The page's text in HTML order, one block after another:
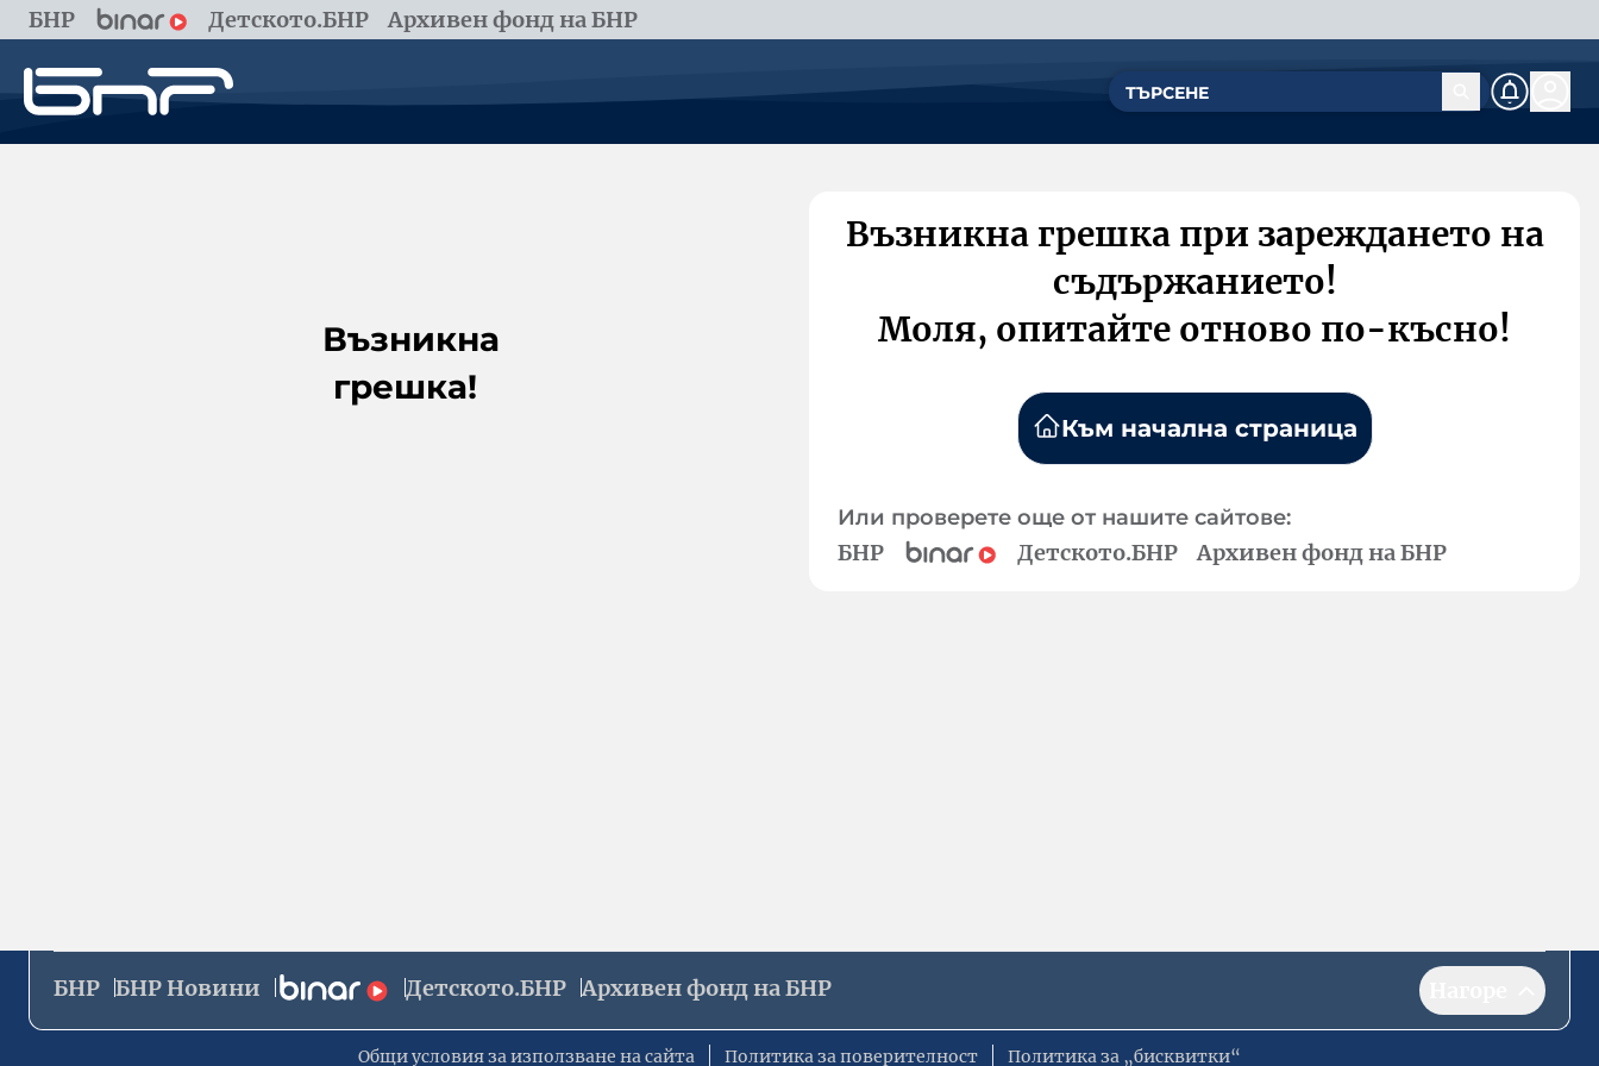
БНР Детското.БНР Архивен фонд на БНР
Възникна
грешка!
Възникна грешка при зареждането на
съдържанието!
Моля, опитайте отново по-късно!
Към начална страница
Или проверете още от нашите сайтове:
БНР Детското.БНР Архивен фонд на БНР
БНР БНР Новини Детското.БНР Архивен фонд на БНР
Общи условия за използване на сайта Политика за поверителност Политика за „бисквитки“